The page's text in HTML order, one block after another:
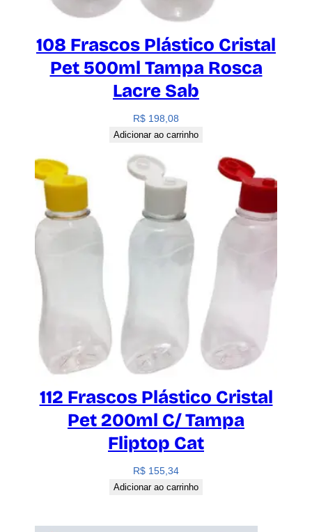
108 Frascos Plástico Cristal
Pet 500ml Tampa Rosca
Lacre Sab
R$ 198,08
Adicionar ao carrinho
112 Frascos Plástico Cristal
Pet 200ml C/ Tampa
Fliptop Cat
R$ 155,34
Adicionar ao carrinho